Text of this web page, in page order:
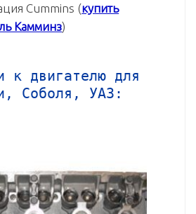
Cummins (купить
Камминз)
к двигателю для
Соболя, УАЗ: